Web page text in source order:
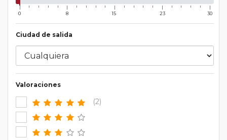
0 8 15 23 30
Ciudad de salida
Valoraciones
(2)